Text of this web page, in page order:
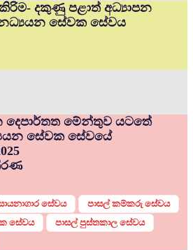
දකුණු පළාත් අධ්‍යාපන
සේවක සේවය
දෙපාර්තත මේන්තුව යටතේ
සේවක සේවයේ
සේවය
පාසල් කම්කරු සේවය
සේවය
පාසල් පුස්තකාල සේවය